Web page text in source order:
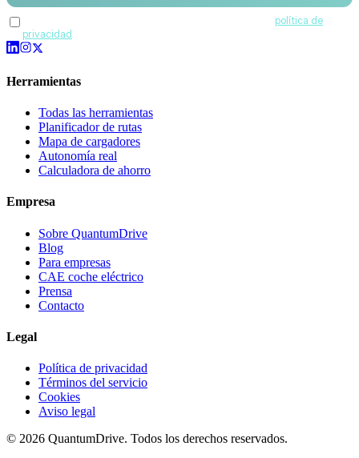
política de
privacidad
Herramientas
Todas las herramientas
Planificador de rutas
Mapa de cargadores
Autonomía real
Calculadora de ahorro
Empresa
Sobre QuantumDrive
Blog
Para empresas
CAE coche eléctrico
Prensa
Contacto
Legal
Política de privacidad
Términos del servicio
Cookies
Aviso legal
© 2026 QuantumDrive. Todos los derechos reservados.